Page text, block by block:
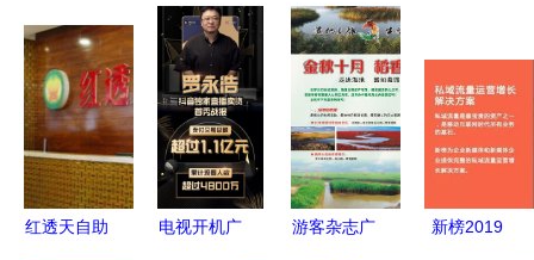
专业广告服
务助力品牌
腾飞
伯乐广告的
专业服务
网助力企业
精准营销
方案
红透天自助
电视开机广
游客杂志广
新榜2019